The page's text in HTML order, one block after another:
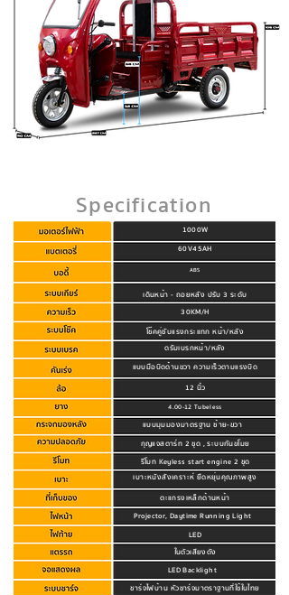
Specification
60V45AH
1000W
เดินหน้า - ถอยหลัง ปรับ 3 ระดับ
ABS
โช๊คคู่ซับแรงกระแทก หน้า/หลัง
ดรัมเบรกหน้า/หลัง
30KM/H
4.00-12 Tubeless
12 นิ้ว
แบบมือบิดด้านขวา ความเร็วตามแรงบิด
แบบมุมมองมาตรฐาน ซ้าย-ขวา
กุญแจสตาร์ท 2 ชุด , ระบบกันขโมย
รีโมท Keyless start engine 2 ชุด
เบาะหนังสังเคราะห์ ยืดหยุ่นคุณภาพสูง
ตะแกรงเหล็กด้านหน้า
Projector, Daytime Running Light
LED
LED Backlight
ชาร์จไฟบ้าน หัวชาร์จมาตราฐานที่ใช้ในไทย
ในตัวเสียงดัง